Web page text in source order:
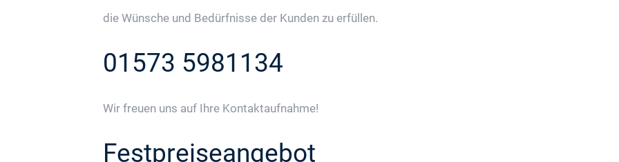
die Wünsche und Bedürfnisse der Kunden zu erfüllen.
01573 5981134
Wir freuen uns auf Ihre Kontaktaufnahme!
Festpreiseangebot